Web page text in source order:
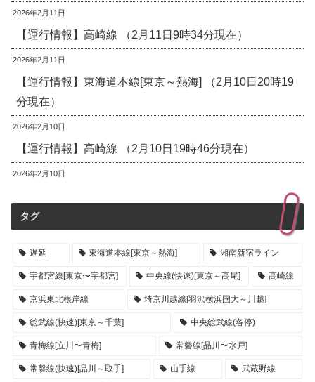
2026年2月11日
【運行情報】高崎線 （2月11日9時34分現在）
2026年2月11日
【運行情報】東海道本線[東京～熱海] （2月10日20時19
分現在）
2026年2月10日
【運行情報】高崎線 （2月10日19時46分現在）
2026年2月10日
タグ
遅延 東海道本線[東京～熱海] 湘南新宿ライン
宇都宮線[東京〜宇都宮] 中央線(快速)[東京～高尾] 高崎線
京浜東北根岸線 埼京川越線[羽沢横浜国大～川越]
総武線(快速)[東京～千葉] 中央総武線(各停)
青梅線[立川〜青梅] 常磐線[品川〜水戸]
常磐線(快速)[品川～取手] 山手線 武蔵野線